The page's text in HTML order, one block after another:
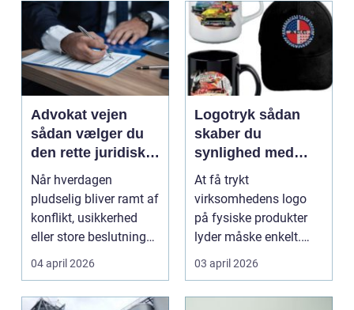
Advokat vejen
sådan vælger du
den rette juridiske
hjælp lokalt
Når hverdagen
pludselig bliver ramt af
konflikt, usikkerhed
eller store beslutninger,
kan en lokal a...
04 april 2026
Logotryk sådan
skaber du
synlighed med
simple midler
At få trykt
virksomhedens logo
på fysiske produkter
lyder måske enkelt.
Men gjort rigtigt kan
logotr...
03 april 2026